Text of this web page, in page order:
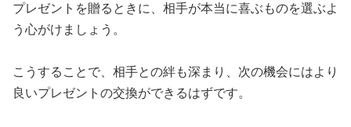
プレゼントを贈るときに、相手が本当に喜ぶものを選ぶよ
う心がけましょう。
こうすることで、相手との絆も深まり、次の機会にはより
良いプレゼントの交換ができるはずです。